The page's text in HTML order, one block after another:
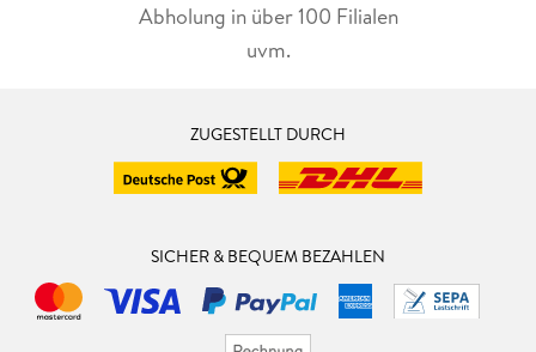
Abholung in über 100 Filialen
uvm.
ZUGESTELLT DURCH
SICHER & BEQUEM BEZAHLEN